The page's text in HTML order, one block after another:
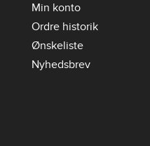
Min konto
Ordre historik
Ønskeliste
Nyhedsbrev